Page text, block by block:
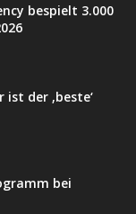
bespielt 3.000
ist der ‚beste‘
bei